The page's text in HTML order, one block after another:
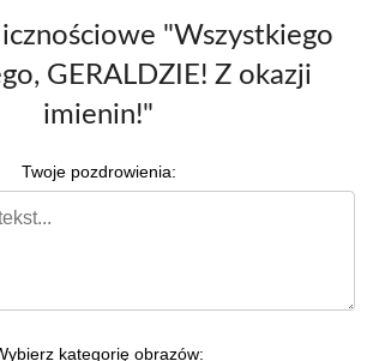
"Wszystkiego
GERALDZIE! Z okazji
imienin!"
Twoje pozdrowienia:
kategorię obrazów: